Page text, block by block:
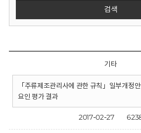
검색
기타
「주류제조관리사에 관한 규칙」일부개정
요인 평가 결과
2017-02-27